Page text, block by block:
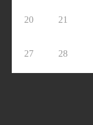
20 21
27 28